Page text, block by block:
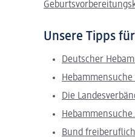
Unsere Tipps
Deutscher
Die
Bund